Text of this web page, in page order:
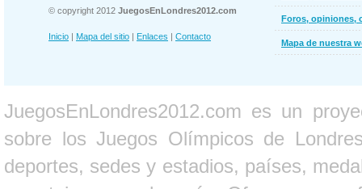
© copyright 2012 JuegosEnLondres2012.com
Inicio | Mapa del sitio | Enlaces | Contacto
Foros, opiniones,
Mapa de nuestra
JuegosEnLondres2012.com es un
sobre los Juegos Olímpicos de
deportes, sedes y estadios, países,